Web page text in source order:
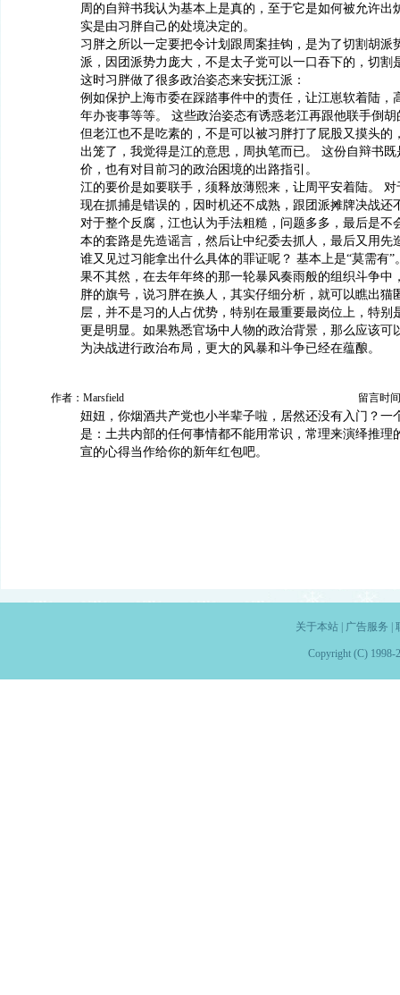
周的自辩书我认为基本上是真的，至于它是如何被允许出
实是由习胖自己的处境决定的。
习胖之所以一定要把令计划跟周案挂钩，是为了切割胡派
派，因团派势力庞大，不是太子党可以一口吞下的，切割
这时习胖做了很多政治姿态来安抚江派：
例如保护上海市委在踩踏事件中的责任，让江崽软着陆，
年办丧事等等。 这些政治姿态有诱惑老江再跟他联手倒胡
但老江也不是吃素的，不是可以被习胖打了屁股又摸头的
出笼了，我觉得是江的意思，周执笔而已。 这份自辩书
价，也有对目前习的政治困境的出路指引。
江的要价是如要联手，须释放薄熙来，让周平安着陆。
现在抓捕是错误的，因时机还不成熟，跟团派摊牌决战还
对于整个反腐，江也认为手法粗糙，问题多多，最后是不
本的套路是先造谣言，然后让中纪委去抓人，最后又用先
谁又见过习能拿出什么具体的罪证呢？ 基本上是“莫需有”
果不其然，在去年年终的那一轮暴风奏雨般的组织斗争中
胖的旗号，说习胖在换人，其实仔细分析，就可以瞧出猫
层，并不是习的人占优势，特别在最重要最岗位上，特别
更是明显。如果熟悉官场中人物的政治背景，那么应该可
为决战进行政治布局，更大的风暴和斗争已经在蕴酿。
作者：Marsfield 留言时
妞妞，你烟酒共产党也小半辈子啦，居然还没有入门？一
是：土共内部的任何事情都不能用常识，常理来演绎推理
宣的心得当作给你的新年红包吧。
关于本站| 广告服务
Copyright (C) 1998-